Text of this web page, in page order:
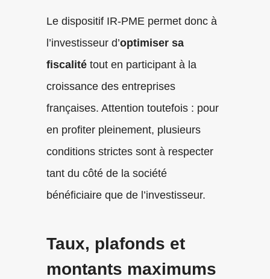
Le dispositif IR-PME permet donc à
l’investisseur d’optimiser sa
fiscalitétout en participant à la
croissance des entreprises
françaises. Attention toutefois : pour
en profiter pleinement, plusieurs
conditions strictes sont à respecter
tant du côté de la société
bénéficiaire que de l’investisseur.
Taux, plafonds et
montants maximums